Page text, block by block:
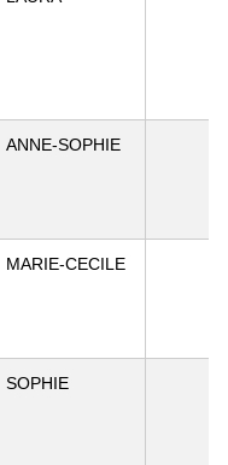
ANNE-SOPHIE
MARIE-CECILE
SOPHIE